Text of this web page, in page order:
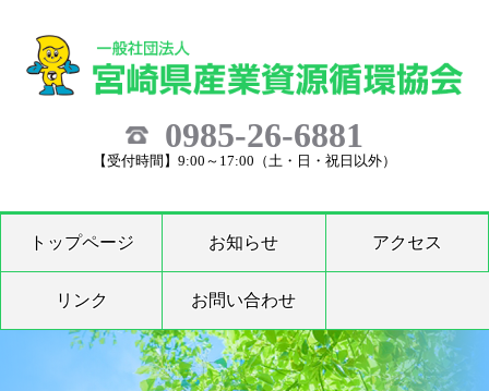
0985-26-6881
【受付時間】9:00～17:00（土・日・祝日以外）
トップページ お知らせ アクセス
リンク お問い合わせ